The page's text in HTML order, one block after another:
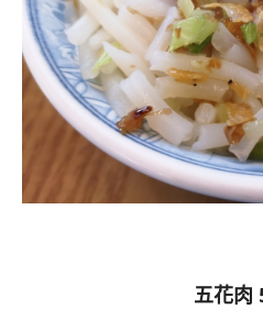
五花肉